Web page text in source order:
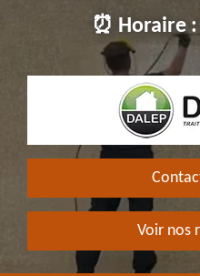
⏰ Horaire :
Voir nos